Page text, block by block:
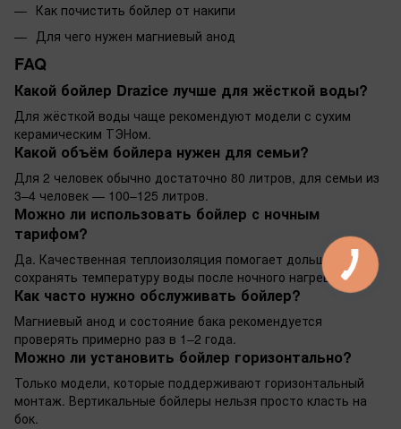
Как почистить бойлер от накипи
Для чего нужен магниевый анод
FAQ
Какой бойлер Drazice лучше для жёсткой воды?
Для жёсткой воды чаще рекомендуют модели с сухим
керамическим ТЭНом.
Какой объём бойлера нужен для семьи?
Для 2 человек обычно достаточно 80 литров, для семьи из
3–4 человек — 100–125 литров.
Можно ли использовать бойлер с ночным
тарифом?
Да. Качественная теплоизоляция помогает дольше
сохранять температуру воды после ночного нагрева.
Как часто нужно обслуживать бойлер?
Магниевый анод и состояние бака рекомендуется
проверять примерно раз в 1–2 года.
Можно ли установить бойлер горизонтально?
Только модели, которые поддерживают горизонтальный
монтаж. Вертикальные бойлеры нельзя просто класть на
бок.